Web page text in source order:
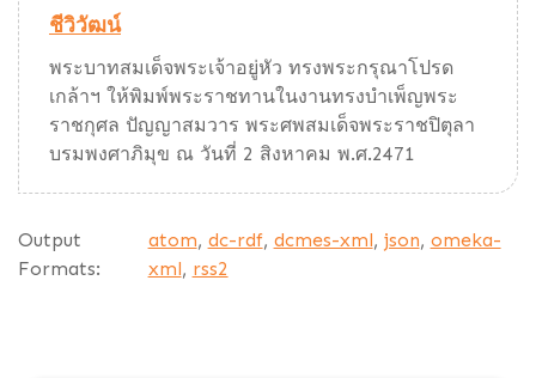
ชีวิวัฒน์
พระบาทสมเด็จพระเจ้าอยู่หัว ทรงพระกรุณาโปรด
เกล้าฯ ให้พิมพ์พระราชทานในงานทรงบำเพ็ญพระ
ราชกุศล ปัญญาสมวาร พระศพสมเด็จพระราชปิตุลา
บรมพงศาภิมุข ณ วันที่ 2 สิงหาคม พ.ศ.2471
Output
Formats:
atom, dc-rdf, dcmes-xml, json, omeka-
xml, rss2